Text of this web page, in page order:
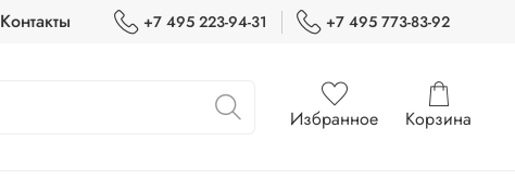
Контакты +7 495 223-94-31 +7 495 773-83-92
Избранное Корзина